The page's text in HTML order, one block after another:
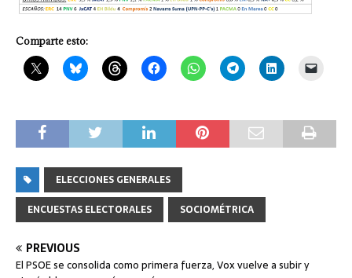
Comparte esto:
ELECCIONES GENERALES
ENCUESTAS ELECTORALES
SOCIOMÉTRICA
PREVIOUS
El PSOE se consolida como primera fuerza, Vox vuelve a subir y